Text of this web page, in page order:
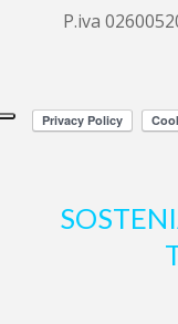
Luca Siletti
Altre
P.iva